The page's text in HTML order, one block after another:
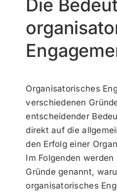
Die
Organisatorisches
verschiedenen
entscheidender
direkt auf die
den Erfolg einer
Im Folgenden
Gründe genannt,
organisatorisches